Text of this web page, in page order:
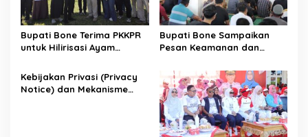
Bupati Bone Terima PKKPR
untuk Hilirisasi Ayam
Bupati Bone Sampaikan
Pesan Keamanan dan
Kebijakan Privasi (Privacy
Notice) dan Mekanisme